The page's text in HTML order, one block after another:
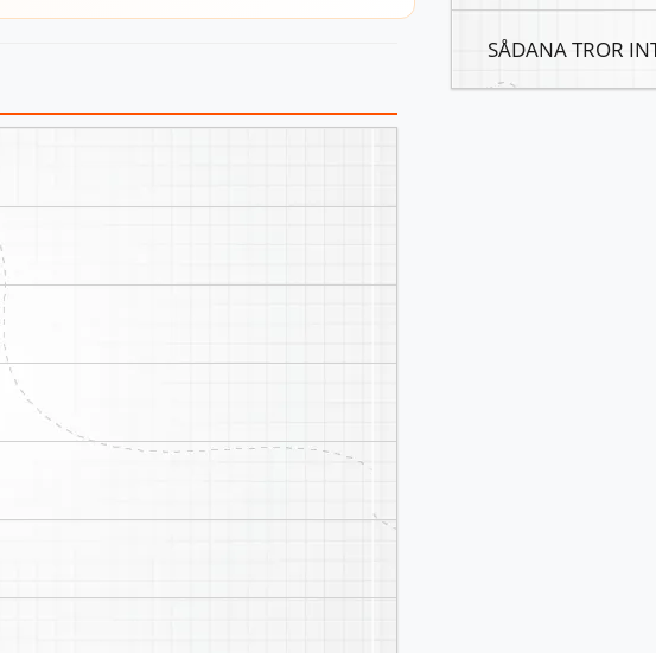
SÅDANA TROR